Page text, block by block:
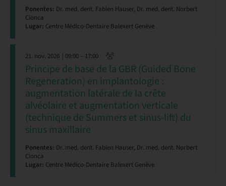
Ponentes: Dr. med. dent. Fabien Hauser, Dr. med. dent. Norbert
Cionca
Lugar: Centre Médico-Dentaire Balexert Genève
21. nov. 2026 | 09:00 – 17:00
Principe de base de la GBR (Guided Bone
Regeneration) en implantologie :
augmentation latérale de la crête
alvéolaire et augmentation verticale
(technique de Summers et sinus-lift) du
sinus maxillaire
Ponentes: Dr. med. dent. Fabien Hauser, Dr. med. dent. Norbert
Cionca
Lugar: Centre Médico-Dentaire Balexert Genève